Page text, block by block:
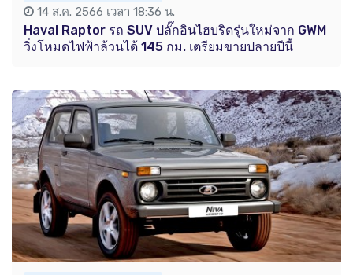
14 ส.ค. 2566 เวลา 18:36 น.
Haval Raptor รถ SUV ปลั๊กอินไฮบริดรุ่นใหม่จาก GWM
วิ่งโหมดไฟฟ้าล้วนได้ 145 กม. เตรียมขายปลายปีนี้